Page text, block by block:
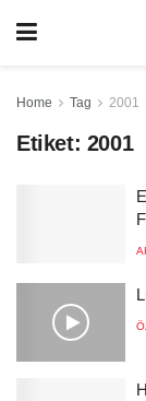
Home Tag 2001
Etiket: 2001